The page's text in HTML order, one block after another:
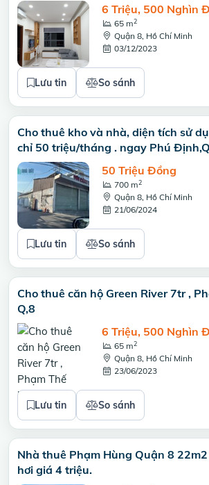
6 Triệu, 500 Nghìn
65 m2
Quận 8, Hồ Chí Minh
03/12/2023
Lưu tin So sánh
Cho thuê kho và nhà, diện tích sử
chỉ 50 triệu/tháng . ngay Phú
50 Triệu Đồng
700 m2
Quận 8, Hồ Chí Minh
21/06/2024
Lưu tin So sánh
Cho thuê căn hộ Green River 7tr ,
Q,8
6 Triệu, 500 Nghìn
65 m2
Quận 8, Hồ Chí Minh
23/06/2023
Lưu tin So sánh
Nhà thuê Phạm Hùng Quận 8
hơi giá 4 triệu.